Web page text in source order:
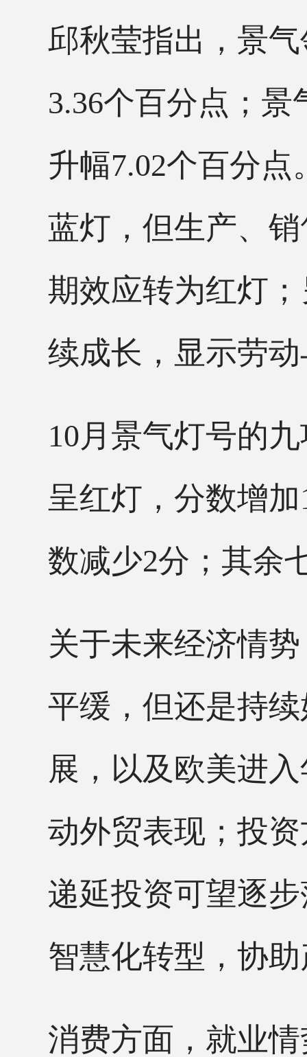
邱秋莹指出，景
3.36个百分点；
升幅7.02个百分
蓝灯，但生产、
期效应转为红灯
续成长，显示劳
10月景气灯号的
呈红灯，分数增
数减少2分；其余
关于未来经济情
平缓，但还是持
展，以及欧美进
动外贸表现；投
递延投资可望逐
智慧化转型，协
消费方面，就业